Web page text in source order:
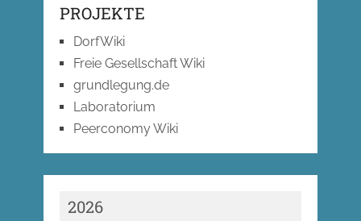
PROJEKTE
DorfWiki
Freie Gesellschaft Wiki
grundlegung.de
Laboratorium
Peerconomy Wiki
2026